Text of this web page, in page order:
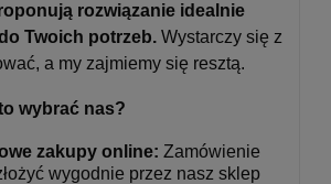
rozwiązanie idealnie
Twoich potrzeb. Wystarczy się z
a my zajmiemy się resztą.
wybrać nas?
zakupy online: Zamówienie
wygodnie przez nasz sklep